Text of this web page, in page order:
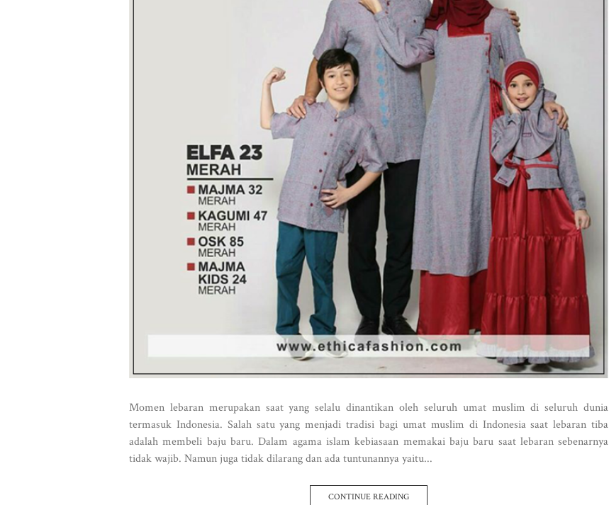
Momen lebaran merupakan saat yang selalu dinantikan oleh seluruh umat muslim di seluruh dunia
termasuk Indonesia. Salah satu yang menjadi tradisi bagi umat muslim di Indonesia saat lebaran tiba
adalah membeli baju baru. Dalam agama islam kebiasaan memakai baju baru saat lebaran sebenarnya
tidak wajib. Namun juga tidak dilarang dan ada tuntunannya yaitu...
CONTINUE READING